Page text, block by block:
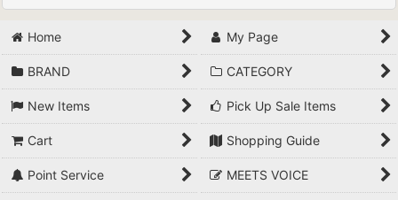
JACKET
OUTDOOR JACKET&VEST
VEST
SHIRTS
Home My Page
BRAND CATEGORY
New Items Pick Up Sale Items
Cart Shopping Guide
Point Service MEETS VOICE